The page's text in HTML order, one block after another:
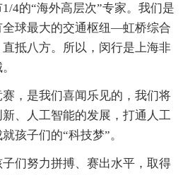
4的“海外高层次”专家。我们是
全球最大的交通枢纽—虹桥综合
抵八方。所以，闵行是上海非
是我们喜闻乐见的，我们将
、人工智能的发展，打通人工
孩子们的“科技梦”。
努力拼搏、赛出水平，取得